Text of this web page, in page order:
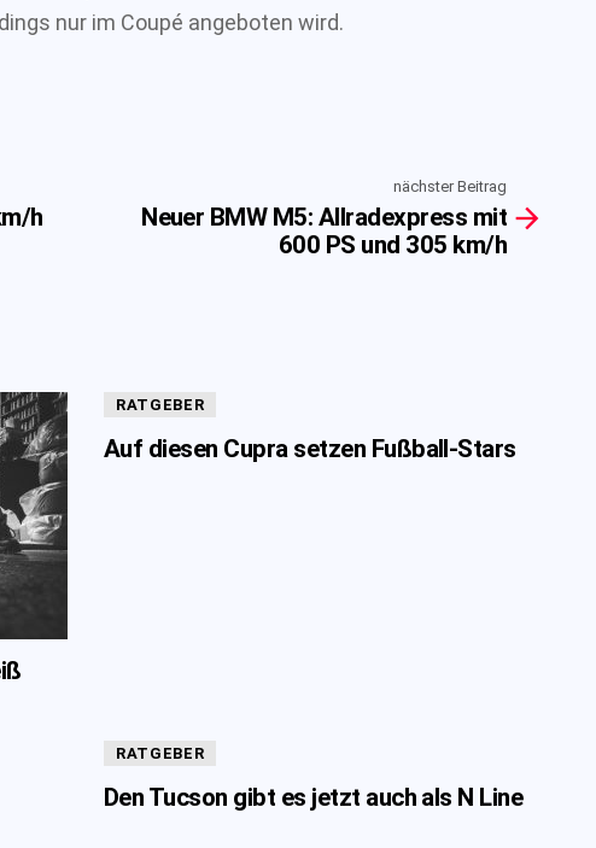
nur im Coupé angeboten wird.
h
nächster Beitrag
Neuer BMW M5: Allradexpress mit
600 PS und 305 km/h
RATGEBER
Auf diesen Cupra setzen Fußball-Stars
RATGEBER
Den Tucson gibt es jetzt auch als N Line